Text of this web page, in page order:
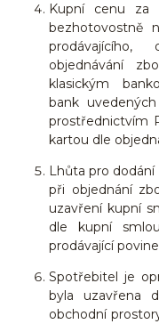
Kupní cenu za
bezhotovostně
objednávání
klasickým
bank
prostřednictvím
kartou dle
Lhůta pro
při objednání
uzavření kupní
dle kupní
prodávající
Spotřebitel je
byla uzavřena
obchodní